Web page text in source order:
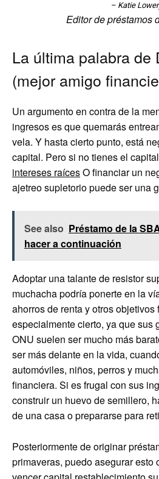
– Katie
Editor de préstamos
La última palabra de
(mejor amigo
Un argumento en contra de la
ingresos es que quemarás
vela. Y hasta cierto punto, está
capital. Pero si no tienes el
intereses raícesO financiar un
ajetreo supletorio puede ser una
See also Préstamo de la
hacer a continuación
Adoptar una talante de resistor
muchacha podría ponerte en la
ahorros de renta y otros
especialmente cierto, ya que sus
ONU suelen ser mucho más
ser más delante en la vida,
automóviles, niños, perros y
financiera. Si es frugal con sus
construir un huevo de semillero,
de una casa o prepararse para
Posteriormente de originar
primaveras, puedo asegurar esto